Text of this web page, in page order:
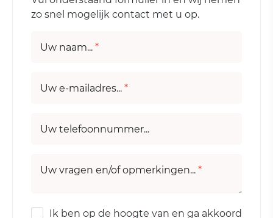
zo snel mogelijk contact met u op.
Uw naam... *
Uw e-mailadres... *
Uw telefoonnummer...
Uw vragen en/of opmerkingen... *
Ik ben op de hoogte van en ga akkoord